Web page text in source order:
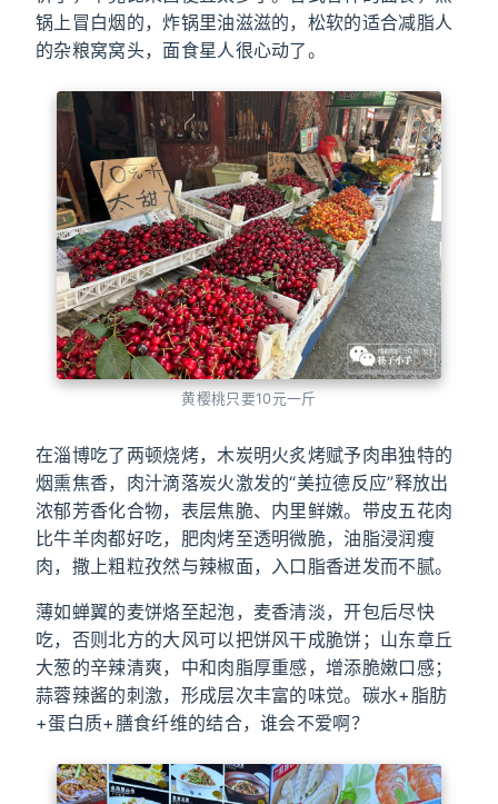
锅上冒白烟的，炸锅里油滋滋的，松软的适合减脂人
的杂粮窝窝头，面食星人很心动了。
黄樱桃只要10元一斤
在淄博吃了两顿烧烤，木炭明火炙烤赋予肉串独特的
烟熏焦香，肉汁滴落炭火激发的“美拉德反应”释放出
浓郁芳香化合物，表层焦脆、内里鲜嫩。带皮五花肉
比牛羊肉都好吃，肥肉烤至透明微脆，油脂浸润瘦
肉，撒上粗粒孜然与辣椒面，入口脂香迸发而不腻。
薄如蝉翼的麦饼烙至起泡，麦香清淡，开包后尽快
吃，否则北方的大风可以把饼风干成脆饼；山东章丘
大葱的辛辣清爽，中和肉脂厚重感，增添脆嫩口感；
蒜蓉辣酱的刺激，形成层次丰富的味觉。碳水+脂肪
+蛋白质+膳食纤维的结合，谁会不爱啊？